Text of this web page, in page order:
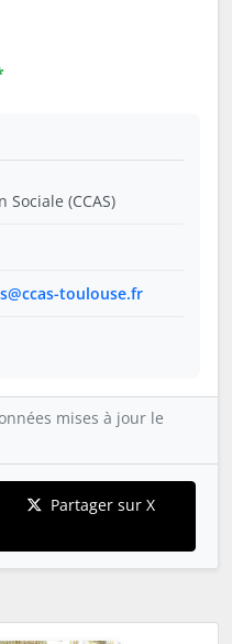
(CCAS)
toulouse.fr
mises à jour le
Partager sur X